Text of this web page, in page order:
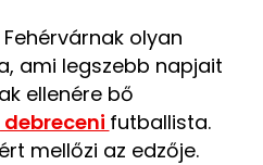
olyan
ami legszebb napjait
ellenére bő
debreceni futballista.
mellőzi az edzője.